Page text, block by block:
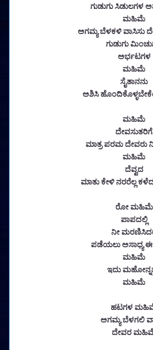
ಗುಡುಗು ಸಿಡುಲಗಳ
ಮಹಿಮೆ
ಅಗಮ್ಯ ಬೆಳಕಳಿ ವಾಸಿಸು
ಗುಡುಗು
ಅರ್ಭಟಗಳ
ಮಹಿಮೆ
ಸೈತಾನನು
ಅಶಿಸಿ
ಮಹಿಮೆ
ದೇವಸುತರಿಗೆ
ಮಾತ್ರ ಪರಮ ದೇವರು
ಮಹಿಮೆ
ದೆವ್ವದ
ಮಾತು ಕೇಳಿ ನರರೆಲ್ಲ
ರೋ ಮಹಿಮೆ
ಪಾಪದಲ್ಲಿ
ನೀ
ಪಡೆಯಲು ಅಸಾಧ್ಯ
ಮಹಿಮೆ
ಇದು
ಮಹಿಮೆ
ಹಟಗಳ
ಅಗಮ್ಯ ಬೆಳಗಲಿ
ದೇವರ